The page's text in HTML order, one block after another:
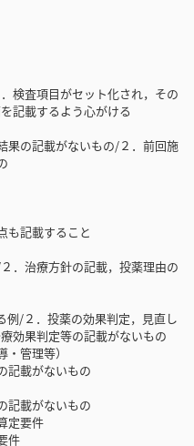
査項目がセット化され，その
記載するよう心がける
の記載がないもの/２．前回施
も記載すること
治療方針の記載，投薬理由の
/２．投薬の効果判定，見直し
効果判定等の記載がないもの
管理等）
記載がないもの
記載がないもの
定要件
件